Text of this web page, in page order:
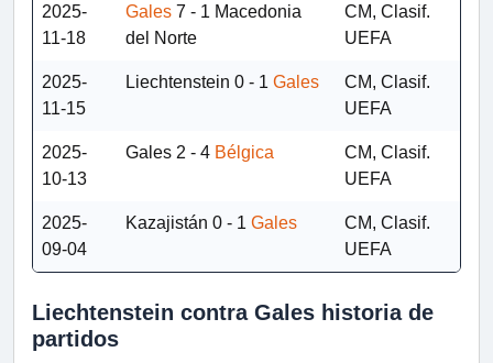
2025-
11-18
Gales 7 - 1 Macedonia
del Norte
CM, Clasif.
UEFA
2025-
11-15
Liechtenstein 0 - 1 Gales
CM, Clasif.
UEFA
2025-
10-13
Gales 2 - 4 Bélgica
CM, Clasif.
UEFA
2025-
09-04
Kazajistán 0 - 1 Gales
CM, Clasif.
UEFA
Liechtenstein contra Gales historia de
partidos